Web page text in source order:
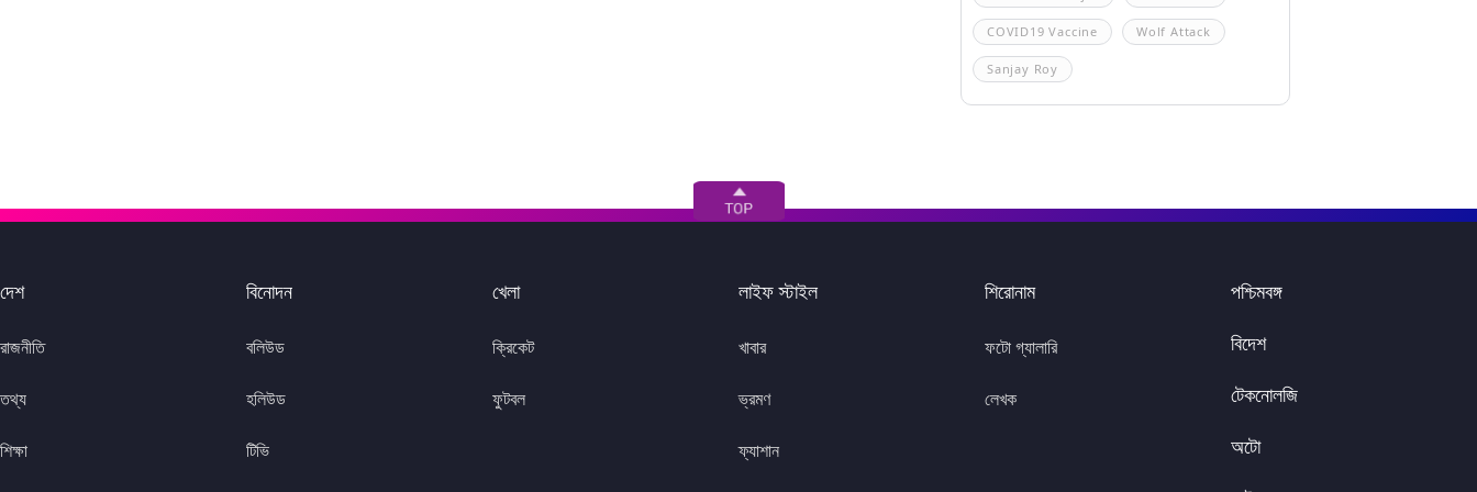
COVID19 Vaccine Wolf Attack
Sanjay Roy
দেশ
রাজনীতি
তথ্য
শিক্ষা
বিনোদন
বলিউড
হলিউড
টিভি
খেলা
ক্রিকেট
ফুটবল
লাইফ স্টাইল
খাবার
ভ্রমণ
ফ্যাশান
শিরোনাম
ফটো গ্যালারি
লেখক
পশ্চিমবঙ্গ
বিদেশ
টেকনোলজি
অটো